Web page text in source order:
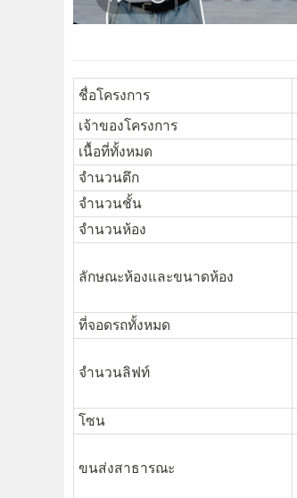
ชื่อโครงการ
เจ้าของโครงการ
เนื้อที่ทั้งหมด
จำนวนตึก
จำนวนชั้น
จำนวนห้อง
ลักษณะห้องและขนาดห้อง
ที่จอดรถทั้งหมด
จำนวนลิฟท์
โซน
ขนส่งสาธารณะ